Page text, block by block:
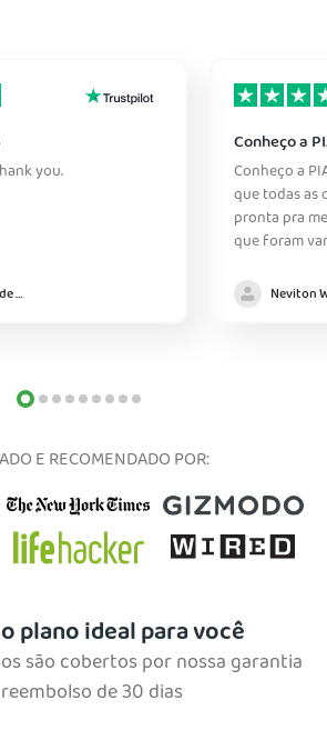
you.
- Maria Lucinda de Almeida
Conheço a
Conheço a
que todas as
pronta pra
que foram
E RECOMENDADO POR:
plano ideal para você
são cobertos por nossa garantia
de 30 dias